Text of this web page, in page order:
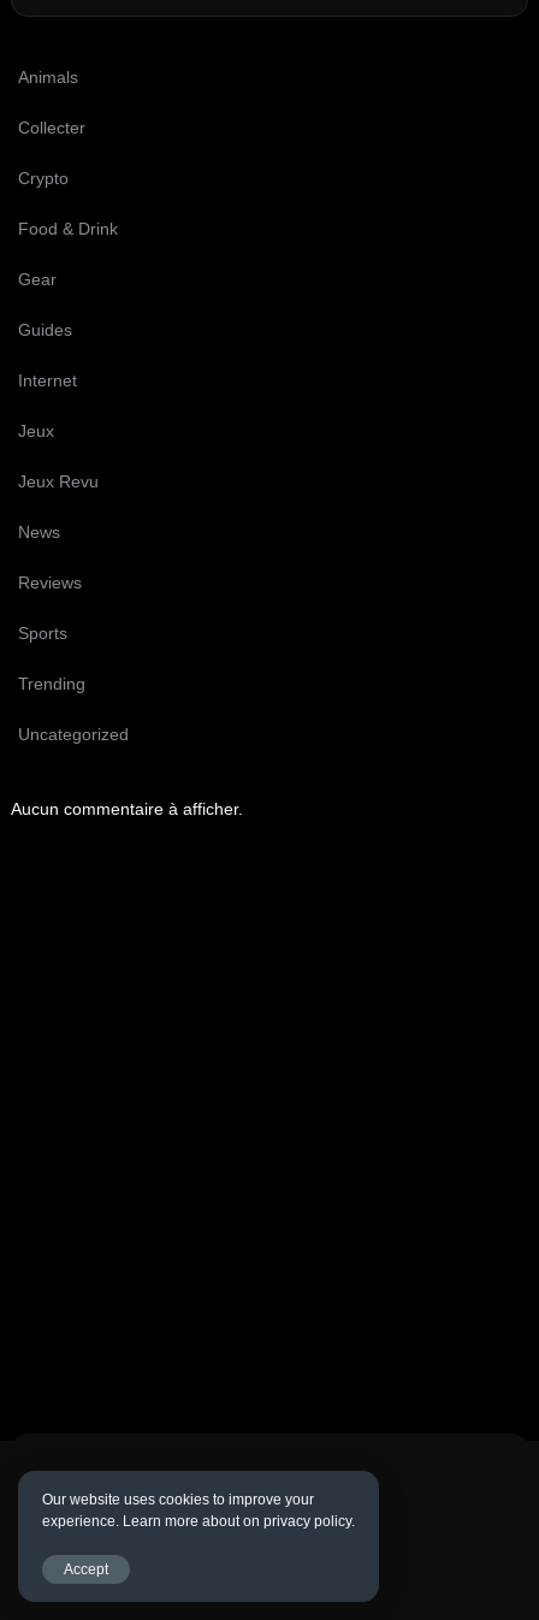
Animals
Collecter
Crypto
Food & Drink
Gear
Guides
Internet
Jeux
Jeux Revu
News
Reviews
Sports
Trending
Uncategorized
Aucun commentaire à afficher.
Our website uses cookies to improve your
experience. Learn more about on privacy policy.
Accept